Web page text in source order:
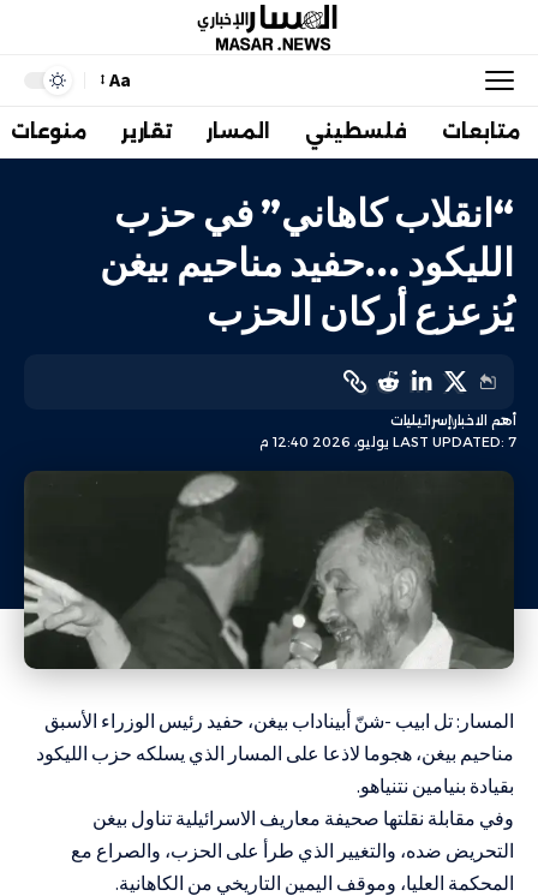
Aa
متابعات فلسطيني المسار تقارير منوعات
“انقلاب كاهاني” في حزب
الليكود …حفيد مناحيم بيغن
يُزعزع أركان الحزب
LAST UPDATED: 7 يوليو، 2026 12:40 م
أهم الاخبارإسرائيليات
المسار: تل ابيب -شنّ أبيناداب بيغن، حفيد رئيس الوزراء الأسبق
مناحيم بيغن، هجوما لاذعا على المسار الذي يسلكه حزب الليكود
بقيادة بنيامين نتنياهو.
وفي مقابلة نقلتها صحيفة معاريف الاسرائيلية تناول بيغن
التحريض ضده، والتغيير الذي طرأ على الحزب، والصراع مع
المحكمة العليا، وموقف اليمين التاريخي من الكاهانية.